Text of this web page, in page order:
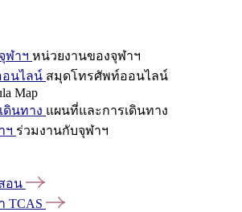
ฬาฯ หน่วยงานของจุฬาฯ
นไลน์ สมุดโทรศัพท์ออนไลน์
Map
ดินทาง แผนที่และการเดินทาง
ฯ ร่วมงานกับจุฬาฯ
อน
TCAS